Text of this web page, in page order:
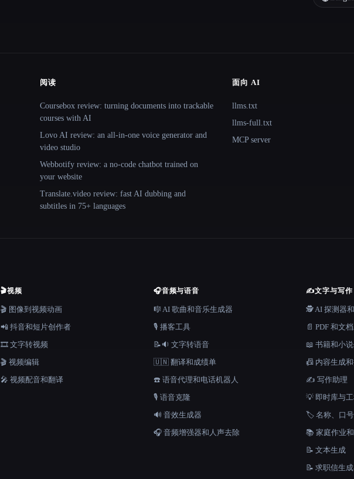
阅读
Coursebox review: turning documents into trackable
courses with AI
Lovo AI review: an all-in-one voice generator and
video studio
Webbotify review: a no-code chatbot trained on
your website
Translate.video review: fast AI dubbing and
subtitles in 75+ languages
面向 AI
llms.txt
llms-full.txt
MCP server
🎬视频
🎬 图像到视频动画
📲 抖音和短片创作者
🎞️ 文字转视频
🎬 视频编辑
🎤 视频配音和翻译
🎧音频与语音
🎼 AI 歌曲和音乐生成器
🎙️ 播客工具
📝🔉 文字转语音
🇺🇳 翻译和成绩单
☎️ 语音代理和电话机器人
🎙️ 语音克隆
🔊 音效生成器
🎧 音频增强器和人声去除
✍️文字与写作
🕵️ AI 探测器
📄 PDF 和文
📖 书籍和小
📠 内容生成
✍️ 写作助理
💡 即时库与
🏷️ 名称、口
📚 家庭作业
📝 文本生成
📝 求职信生